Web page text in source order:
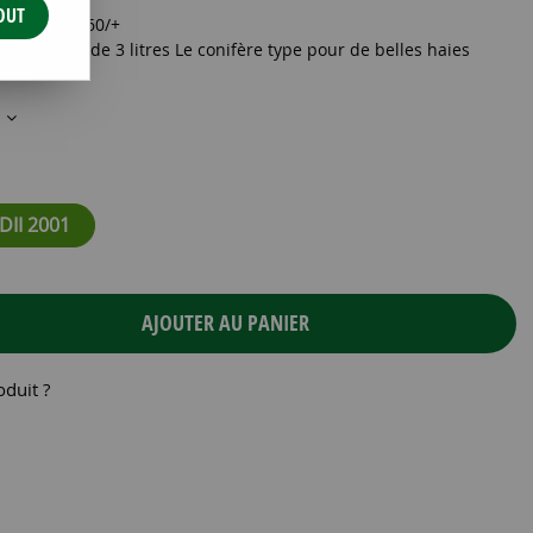
2001 C3 60/+
+ cm - pot de 3 litres Le conifère type pour de belles haies
2001
AJOUTER AU PANIER
?